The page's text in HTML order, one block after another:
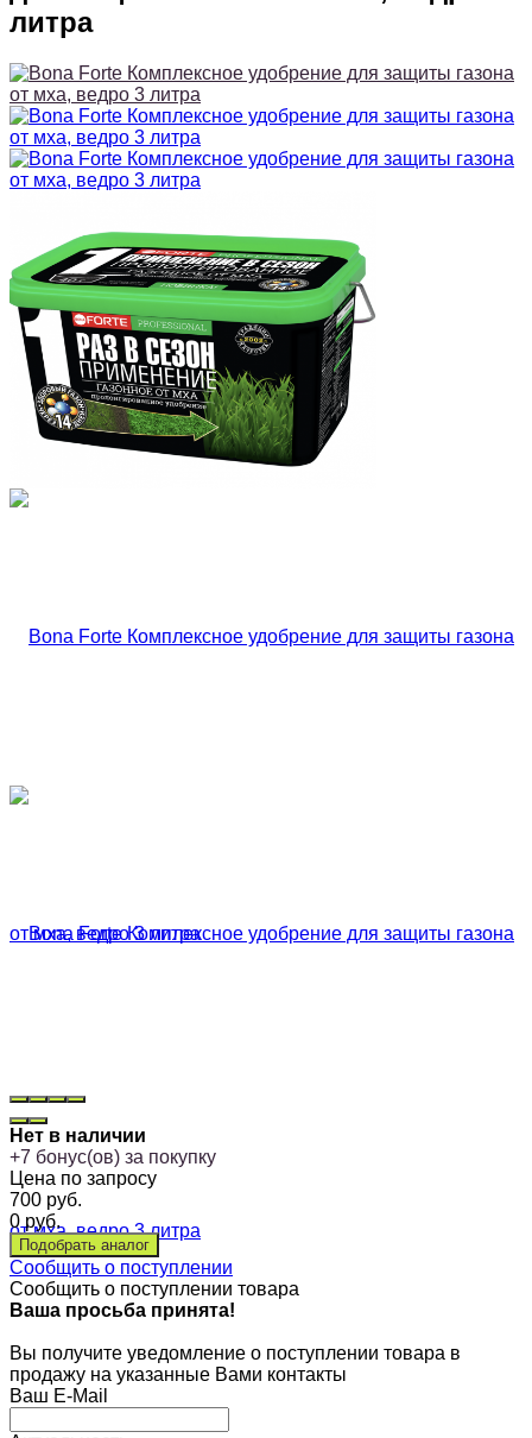
литра
Нет в наличии
+7 бонус(ов) за покупку
Цена по запросу
700 руб.
0 руб.
Сообщить о поступлении
Сообщить о поступлении товара
Ваша просьба принята!
Вы получите уведомление о поступлении товара в
продажу на указанные Вами контакты
Ваш E-Mail